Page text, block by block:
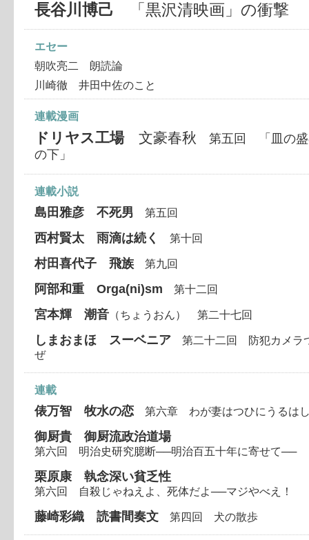
長谷川博己 「黒沢清映画」の衝撃
エセー
朝吹亮二 朗読論
川崎徹 井田中佐のこと
連載漫画
ドリヤス工場文豪春秋 第五回 「皿の盛
の下」
連載小説
島田雅彦 不死男 第五回
西村賢太 雨滴は続く 第十回
村田喜代子 飛族 第九回
阿部和重 Orga(ni)sm 第十二回
宮本輝 潮音 （ちょうおん） 第二十七回
しまおまほ スーベニア 第二十二回 防犯カメラ
ぜ
連載
俵万智 牧水の恋 第六章 わが妻はつひにうるは
御厨貴 御厨流政治道場
第六回 明治史研究臆断──明治百五十年に寄せて──
栗原康 執念深い貧乏性
第六回 自殺じゃねえよ、死体だよ──マジやべえ！
藤崎彩織 読書間奏文 第四回 犬の散歩